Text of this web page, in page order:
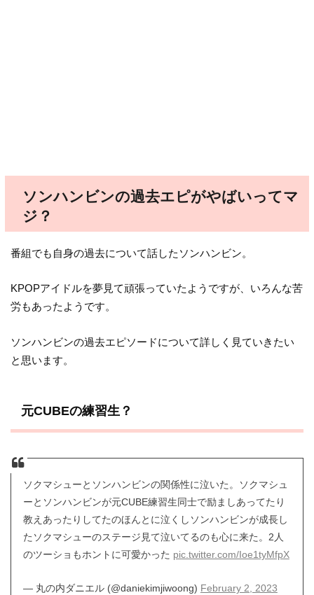
ソンハンビンの過去エピがやばいってマ
ジ？
番組でも自身の過去について話したソンハンビン。
KPOPアイドルを夢見て頑張っていたようですが、いろんな苦
労もあったようです。
ソンハンビンの過去エピソードについて詳しく見ていきたい
と思います。
元CUBEの練習生？
ソクマシューとソンハンビンの関係性に泣いた。ソクマシュ
ーとソンハンビンが元CUBE練習生同士で励ましあってたり
教えあったりしてたのほんとに泣くしソンハンビンが成長し
たソクマシューのステージ見て泣いてるのも心に来た。2人
のツーショもホントに可愛かった pic.twitter.com/Ioe1tyMfpX
— 丸の内ダニエル (@daniekimjiwoong) February 2, 2023